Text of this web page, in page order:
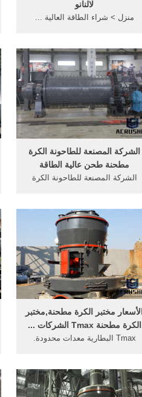
لالنانو
منزل > شراء الطاقة العالية ...
الشركة المصنعة للطاحونة الكرة
مطحنة طحن عالية الطاقة
الشركة المصنعة للطاحونة الكرة
الأسعار مختبر الكرة مطحنة,مختبر
الكرة مطحنة Tmax الشركات ...
Tmax البطارية معدات محدودة.
ذلك ...